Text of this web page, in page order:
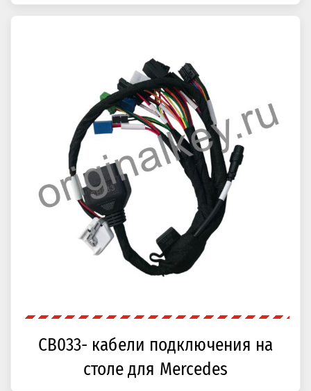
CB033- кабели подключения на
столе для Mercedes